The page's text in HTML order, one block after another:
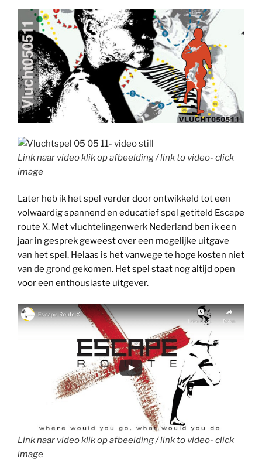
Link naar video klik op afbeelding / link to video- click
image
Later heb ik het spel verder door ontwikkeld tot een
volwaardig spannend en educatief spel getiteld Escape
route X. Met vluchtelingenwerk Nederland ben ik een
jaar in gesprek geweest over een mogelijke uitgave
van het spel. Helaas is het vanwege te hoge kosten niet
van de grond gekomen. Het spel staat nog altijd open
voor een enthousiaste uitgever.
Link naar video klik op afbeelding / link to video- click
image